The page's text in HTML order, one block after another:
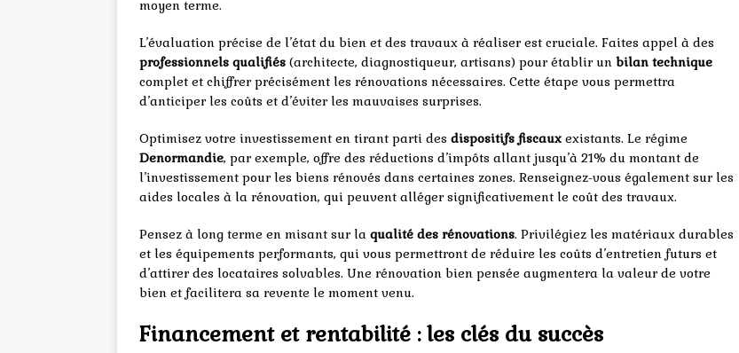
moyen terme.
L’évaluation précise de l’état du bien et des travaux à réaliser est cruciale. Faites appel à des
professionnels qualifiés (architecte, diagnostiqueur, artisans) pour établir un bilan technique
complet et chiffrer précisément les rénovations nécessaires. Cette étape vous permettra
d’anticiper les coûts et d’éviter les mauvaises surprises.
Optimisez votre investissement en tirant parti des dispositifs fiscaux existants. Le régime
Denormandie, par exemple, offre des réductions d’impôts allant jusqu’à 21% du montant de
l’investissement pour les biens rénovés dans certaines zones. Renseignez-vous également sur les
aides locales à la rénovation, qui peuvent alléger significativement le coût des travaux.
Pensez à long terme en misant sur la qualité des rénovations. Privilégiez les matériaux durables
et les équipements performants, qui vous permettront de réduire les coûts d’entretien futurs et
d’attirer des locataires solvables. Une rénovation bien pensée augmentera la valeur de votre
bien et facilitera sa revente le moment venu.
Financement et rentabilité : les clés du succès